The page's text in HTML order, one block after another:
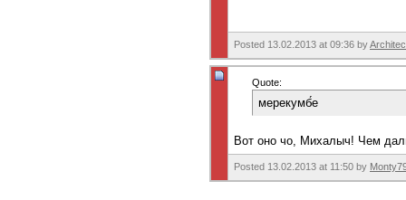
Posted 13.02.2013 at 09:36 by
Quote:
мерекумб́е
Вот оно чо, Михалыч! Чем
Posted 13.02.2013 at 11:50 by